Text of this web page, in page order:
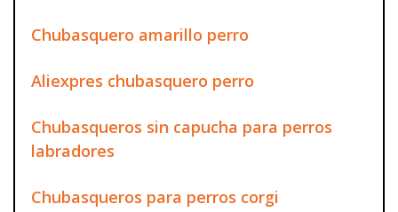
Chubasquero amarillo perro
Aliexpres chubasquero perro
Chubasqueros sin capucha para perros
labradores
Chubasqueros para perros corgi